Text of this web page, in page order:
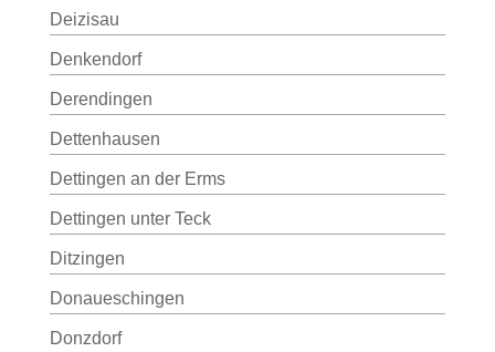
Deizisau
Denkendorf
Derendingen
Dettenhausen
Dettingen an der Erms
Dettingen unter Teck
Ditzingen
Donaueschingen
Donzdorf